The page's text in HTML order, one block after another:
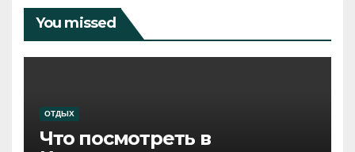
You missed
ОТДЫХ
Что посмотреть в